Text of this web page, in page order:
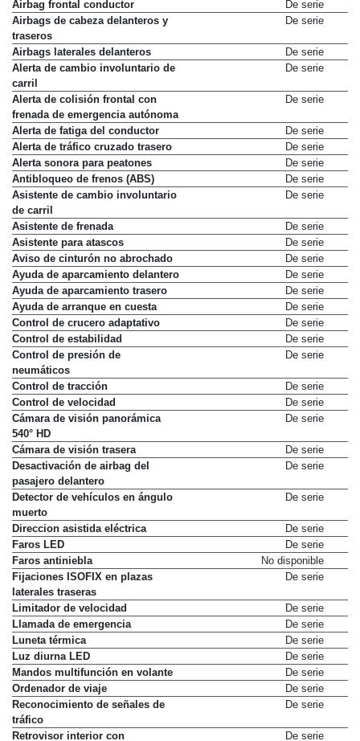
Airbag frontal conductor
De serie
Airbags de cabeza delanteros y
traseros
De serie
Airbags laterales delanteros
De serie
Alerta de cambio involuntario de
carril
De serie
Alerta de colisión frontal con
frenada de emergencia autónoma
De serie
Alerta de fatiga del conductor
De serie
Alerta de tráfico cruzado trasero
De serie
Alerta sonora para peatones
De serie
Antibloqueo de frenos (ABS)
De serie
Asistente de cambio involuntario
de carril
De serie
Asistente de frenada
De serie
Asistente para atascos
De serie
Aviso de cinturón no abrochado
De serie
Ayuda de aparcamiento delantero
De serie
Ayuda de aparcamiento trasero
De serie
Ayuda de arranque en cuesta
De serie
Control de crucero adaptativo
De serie
Control de estabilidad
De serie
Control de presión de
neumáticos
De serie
Control de tracción
De serie
Control de velocidad
De serie
Cámara de visión panorámica
540° HD
De serie
Cámara de visión trasera
De serie
Desactivación de airbag del
pasajero delantero
De serie
Detector de vehículos en ángulo
muerto
De serie
Direccion asistida eléctrica
De serie
Faros LED
De serie
Faros antiniebla
No disponible
Fijaciones ISOFIX en plazas
laterales traseras
De serie
Limitador de velocidad
De serie
Llamada de emergencia
De serie
Luneta térmica
De serie
Luz diurna LED
De serie
Mandos multifunción en volante
De serie
Ordenador de viaje
De serie
Reconocimiento de señales de
tráfico
De serie
Retrovisor interior con De serie